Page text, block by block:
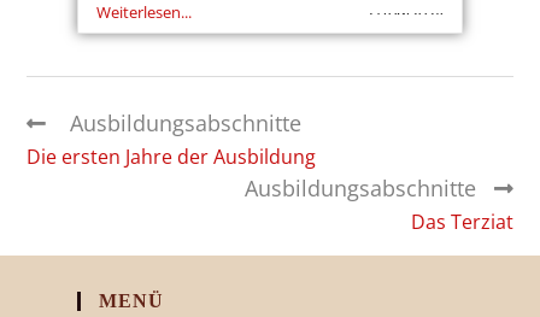
Weiterlesen... 21/09/2024
Ausbildungsabschnitte
Die ersten Jahre der Ausbildung
Ausbildungsabschnitte
Das Terziat
MENÜ